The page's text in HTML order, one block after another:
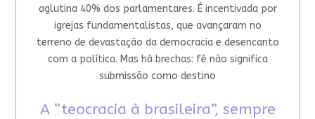
aglutina 40% dos parlamentares. É incentivada por
igrejas fundamentalistas, que avançaram no
terreno de devastação da democracia e desencanto
com a política. Mas há brechas: fé não significa
submissão como destino
A “teocracia à brasileira”, sempre